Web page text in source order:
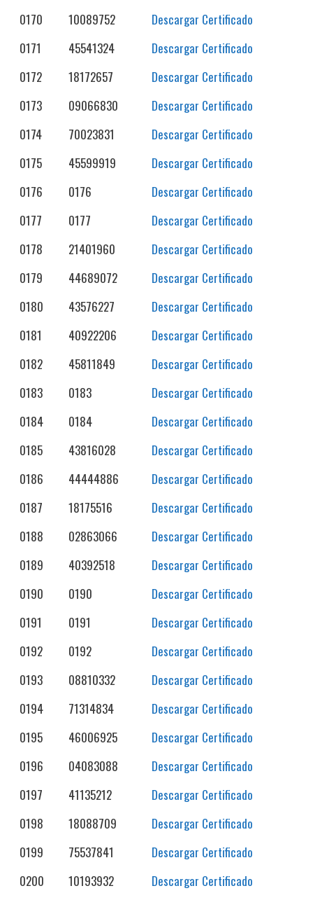
0170
10089752
Descargar Certificado
0171
45541324
Descargar Certificado
0172
18172657
Descargar Certificado
0173
09066830
Descargar Certificado
0174
70023831
Descargar Certificado
0175
45599919
Descargar Certificado
0176
0176
Descargar Certificado
0177
0177
Descargar Certificado
0178
21401960
Descargar Certificado
0179
44689072
Descargar Certificado
0180
43576227
Descargar Certificado
0181
40922206
Descargar Certificado
0182
45811849
Descargar Certificado
0183
0183
Descargar Certificado
0184
0184
Descargar Certificado
0185
43816028
Descargar Certificado
0186
44444886
Descargar Certificado
0187
18175516
Descargar Certificado
0188
02863066
Descargar Certificado
0189
40392518
Descargar Certificado
0190
0190
Descargar Certificado
0191
0191
Descargar Certificado
0192
0192
Descargar Certificado
0193
08810332
Descargar Certificado
0194
71314834
Descargar Certificado
0195
46006925
Descargar Certificado
0196
04083088
Descargar Certificado
0197
41135212
Descargar Certificado
0198
18088709
Descargar Certificado
0199
75537841
Descargar Certificado
0200
10193932
Descargar Certificado